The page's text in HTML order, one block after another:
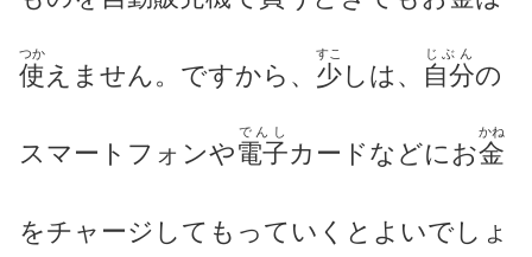
使
つか
えません。ですから、 少
すこ
しは、 自分
じぶん
の
スマートフォンや電子
でんし
カードなどにお金
かね
をチャージしてもっていくとよいでしょ